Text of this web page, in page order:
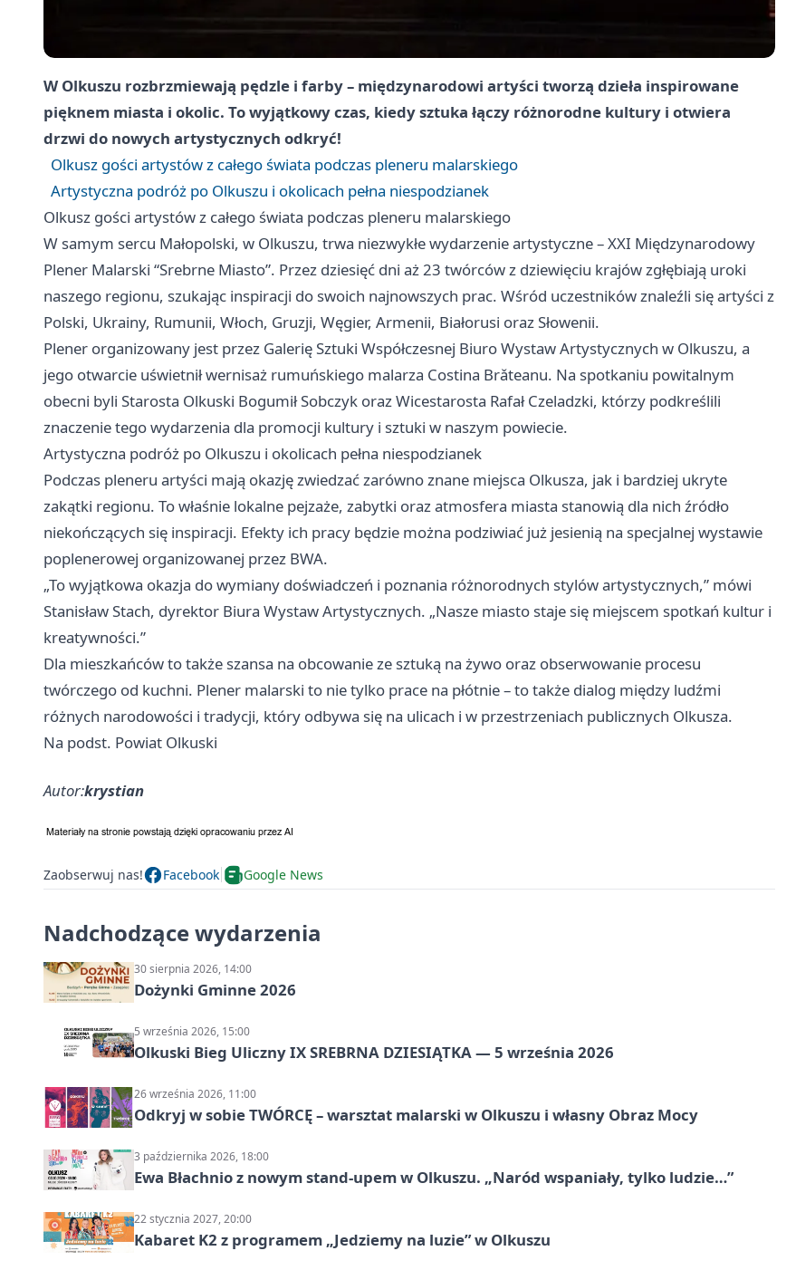
W Olkuszu rozbrzmiewają pędzle i farby – międzynarodowi artyści tworzą dzieła inspirowane
pięknem miasta i okolic. To wyjątkowy czas, kiedy sztuka łączy różnorodne kultury i otwiera
drzwi do nowych artystycznych odkryć!
Olkusz gości artystów z całego świata podczas pleneru malarskiego
Artystyczna podróż po Olkuszu i okolicach pełna niespodzianek
Olkusz gości artystów z całego świata podczas pleneru malarskiego
W samym sercu Małopolski, w Olkuszu, trwa niezwykłe wydarzenie artystyczne – XXI Międzynarodowy
Plener Malarski “Srebrne Miasto”. Przez dziesięć dni aż 23 twórców z dziewięciu krajów zgłębiają uroki
naszego regionu, szukając inspiracji do swoich najnowszych prac. Wśród uczestników znaleźli się artyści z
Polski, Ukrainy, Rumunii, Włoch, Gruzji, Węgier, Armenii, Białorusi oraz Słowenii.
Plener organizowany jest przez Galerię Sztuki Współczesnej Biuro Wystaw Artystycznych w Olkuszu, a
jego otwarcie uświetnił wernisaż rumuńskiego malarza Costina Brǎteanu. Na spotkaniu powitalnym
obecni byli Starosta Olkuski Bogumił Sobczyk oraz Wicestarosta Rafał Czeladzki, którzy podkreślili
znaczenie tego wydarzenia dla promocji kultury i sztuki w naszym powiecie.
Artystyczna podróż po Olkuszu i okolicach pełna niespodzianek
Podczas pleneru artyści mają okazję zwiedzać zarówno znane miejsca Olkusza, jak i bardziej ukryte
zakątki regionu. To właśnie lokalne pejzaże, zabytki oraz atmosfera miasta stanowią dla nich źródło
niekończących się inspiracji. Efekty ich pracy będzie można podziwiać już jesienią na specjalnej wystawie
poplenerowej organizowanej przez BWA.
„To wyjątkowa okazja do wymiany doświadczeń i poznania różnorodnych stylów artystycznych,” mówi
Stanisław Stach, dyrektor Biura Wystaw Artystycznych. „Nasze miasto staje się miejscem spotkań kultur i
kreatywności.”
Dla mieszkańców to także szansa na obcowanie ze sztuką na żywo oraz obserwowanie procesu
twórczego od kuchni. Plener malarski to nie tylko prace na płótnie – to także dialog między ludźmi
różnych narodowości i tradycji, który odbywa się na ulicach i w przestrzeniach publicznych Olkusza.
Na podst. Powiat Olkuski
Autor:krystian
Zaobserwuj nas! Facebook Google News
Nadchodzące wydarzenia
30 sierpnia 2026, 14:00
Dożynki Gminne 2026
5 września 2026, 15:00
Olkuski Bieg Uliczny IX SREBRNA DZIESIĄTKA — 5 września 2026
26 września 2026, 11:00
Odkryj w sobie TWÓRCĘ – warsztat malarski w Olkuszu i własny Obraz Mocy
3 października 2026, 18:00
Ewa Błachnio z nowym stand-upem w Olkuszu. „Naród wspaniały, tylko ludzie…”
22 stycznia 2027, 20:00
Kabaret K2 z programem „Jedziemy na luzie” w Olkuszu